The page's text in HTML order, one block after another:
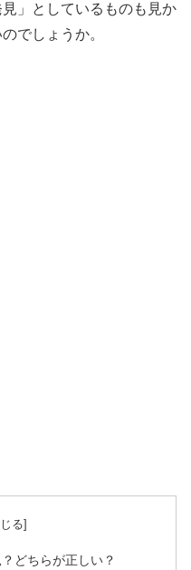
」としているものも見か
でしょうか。
どちらが正しい？